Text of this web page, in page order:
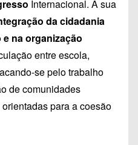
Internacional. A sua
da cidadania
na organização
entre escola,
se pelo trabalho
de comunidades
para a coesão